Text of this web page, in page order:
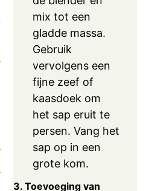
mix tot een
gladde massa.
Gebruik
vervolgens een
fijne zeef of
kaasdoek om
het sap eruit te
persen. Vang het
sap op in een
grote kom.
3. Toevoeging van